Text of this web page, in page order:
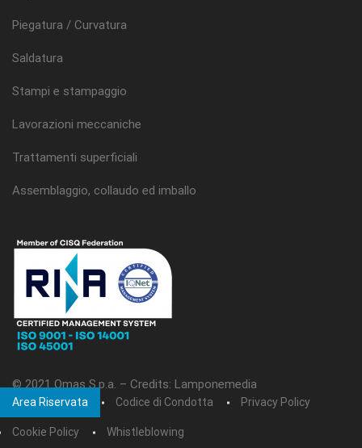
Piegatura / Curvatura
Saldatura
Stampi e stampaggio
Lavorazioni meccaniche
Trattamenti superficiali
Assemblaggio, collaudo ed imballo
© 2021 Omas S.p.a. – Credits: Lamponemedia
Area Riservata Codice di Condotta Privacy Policy
Cookie Policy Whistleblowing